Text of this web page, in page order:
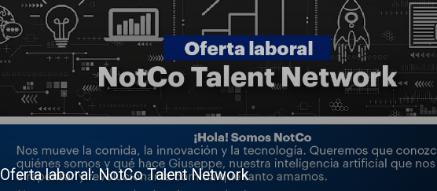
Oferta laboral: NotCo Talent Network